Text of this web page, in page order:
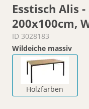
Esstisch Alis
200x100cm,
ID 3028183
Wildeiche massiv
Holzfarben